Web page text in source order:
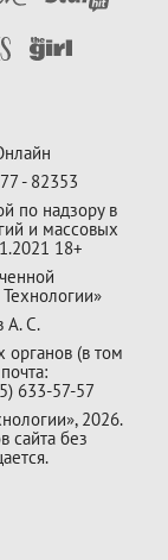
- 82353
по надзору в
и массовых
18+
А. С.
органов (в том
633-57-57
2026.
сайта без